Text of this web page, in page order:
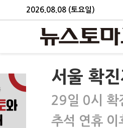
2026.08.08 (토요일)
서울 확
29일 0시 확
추석 연휴 이